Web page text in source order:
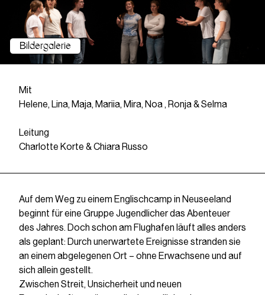
Bildergalerie
Mit
Helene, Lina, Maja, Mariia, Mira, Noa , Ronja & Selma
Leitung
Charlotte Korte & Chiara Russo
Auf dem Weg zu einem Englischcamp in Neuseeland
beginnt für eine Gruppe Jugendlicher das Abenteuer
des Jahres. Doch schon am Flughafen läuft alles anders
als geplant: Durch unerwartete Ereignisse stranden sie
an einem abgelegenen Ort – ohne Erwachsene und auf
sich allein gestellt.
Zwischen Streit, Unsicherheit und neuen